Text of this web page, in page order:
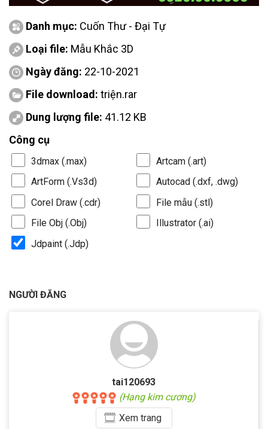
Danh mục: Cuốn Thư - Đại Tự
Loại file: Mẫu Khắc 3D
Ngày đăng: 22-10-2021
File download: triện.rar
Dung lượng file: 41.12 KB
Công cụ
3dmax (.max)
Artcam (.art)
ArtForm (.Vs3d)
Autocad (.dxf, .dwg)
Corel Draw (.cdr)
File mẫu (.stl)
File Obj (.Obj)
Illustrator (.ai)
Jdpaint (.Jdp)
NGƯỜI ĐĂNG
tai120693
(Hạng kim cương)
Xemtrang